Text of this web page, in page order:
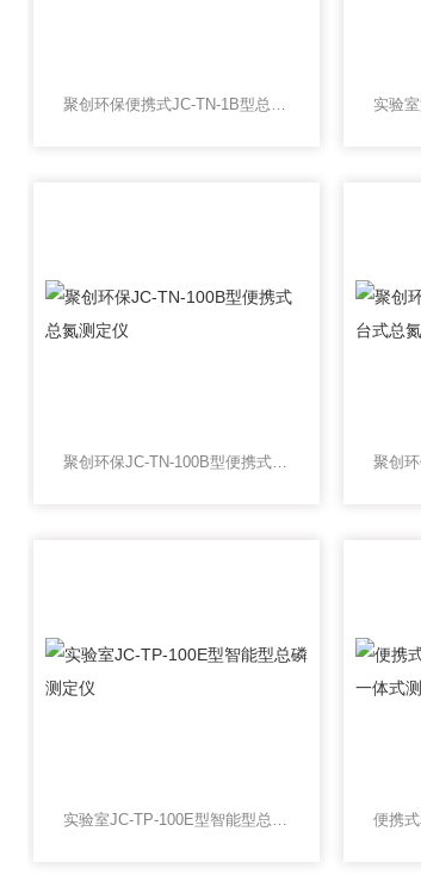
聚创环保便携式JC-TN-1B型总氮检测仪
聚创环保JC-TN-100B型便携式总氮测定仪
实验室JC-TP-100E型智能型总磷测定仪